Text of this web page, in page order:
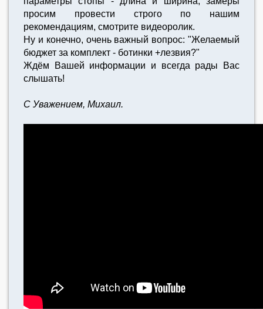
просим провести строго по нашим
рекомендациям, смотрите видеоролик.
Ну и конечно, очень важный вопрос: "Желаемый
бюджет за комплект - ботинки +лезвия?"
Ждём Вашей информации и всегда рады Вас
слышать!
С Уважением, Михаил.